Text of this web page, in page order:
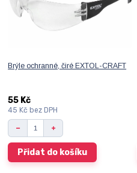
Brýle ochranné, čiré EXTOL-CRAFT
55 Kč
45 Kč bez DPH
Přidat do košíku